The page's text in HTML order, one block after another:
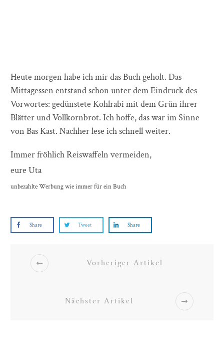
Heute morgen habe ich mir das Buch geholt. Das
Mittagessen entstand schon unter dem Eindruck des
Vorwortes: gedünstete Kohlrabi mit dem Grün ihrer
Blätter und Vollkornbrot. Ich hoffe, das war im Sinne
von Bas Kast. Nachher lese ich schnell weiter.
Immer fröhlich Reiswaffeln vermeiden,
eure Uta
unbezahlte Werbung wie immer für ein Buch
Share Tweet Share
Vorheriger Artikel
Nächster Artikel